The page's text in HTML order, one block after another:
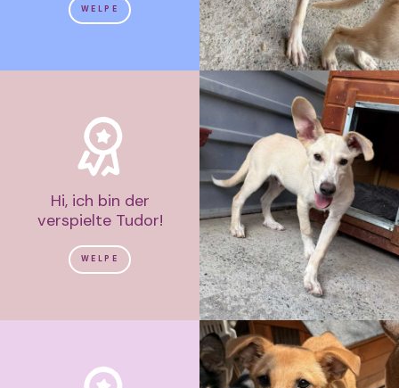
WELPE
Hi, ich bin der
verspielte Tudor!
WELPE